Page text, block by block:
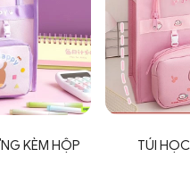
KÈM HỘP
TÚI